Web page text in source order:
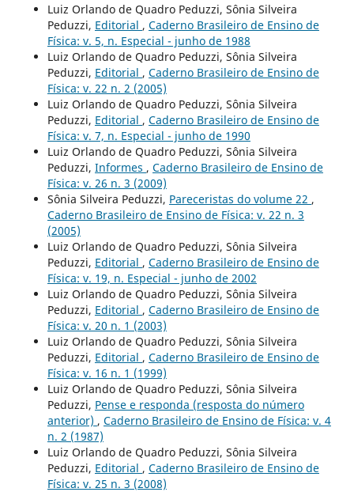
Luiz Orlando de Quadro Peduzzi, Sônia Silveira
Peduzzi, Editorial , Caderno Brasileiro de Ensino de
Física: v. 5, n. Especial - junho de 1988
Luiz Orlando de Quadro Peduzzi, Sônia Silveira
Peduzzi, Editorial , Caderno Brasileiro de Ensino de
Física: v. 22 n. 2 (2005)
Luiz Orlando de Quadro Peduzzi, Sônia Silveira
Peduzzi, Editorial , Caderno Brasileiro de Ensino de
Física: v. 7, n. Especial - junho de 1990
Luiz Orlando de Quadro Peduzzi, Sônia Silveira
Peduzzi, Informes , Caderno Brasileiro de Ensino de
Física: v. 26 n. 3 (2009)
Sônia Silveira Peduzzi, Pareceristas do volume 22 ,
Caderno Brasileiro de Ensino de Física: v. 22 n. 3
(2005)
Luiz Orlando de Quadro Peduzzi, Sônia Silveira
Peduzzi, Editorial , Caderno Brasileiro de Ensino de
Física: v. 19, n. Especial - junho de 2002
Luiz Orlando de Quadro Peduzzi, Sônia Silveira
Peduzzi, Editorial , Caderno Brasileiro de Ensino de
Física: v. 20 n. 1 (2003)
Luiz Orlando de Quadro Peduzzi, Sônia Silveira
Peduzzi, Editorial , Caderno Brasileiro de Ensino de
Física: v. 16 n. 1 (1999)
Luiz Orlando de Quadro Peduzzi, Sônia Silveira
Peduzzi, Pense e responda (resposta do número
anterior) , Caderno Brasileiro de Ensino de Física: v. 4
n. 2 (1987)
Luiz Orlando de Quadro Peduzzi, Sônia Silveira
Peduzzi, Editorial , Caderno Brasileiro de Ensino de
Física: v. 25 n. 3 (2008)